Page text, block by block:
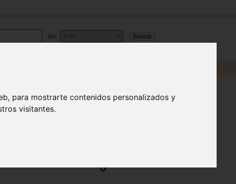
para mostrarte contenidos personalizados y
visitantes.
en: